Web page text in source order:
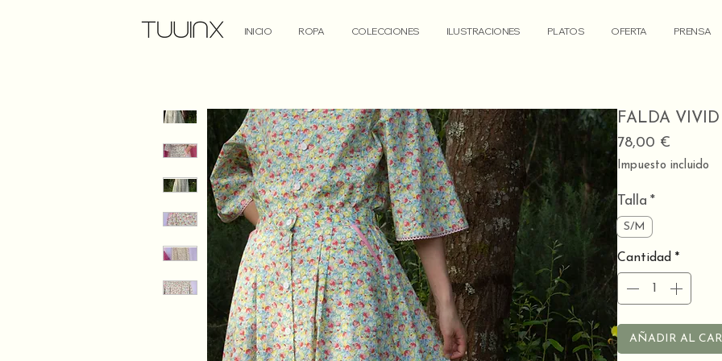
INICIO ROPA COLECCIONES ILUSTRACIONES PLATOS OFERTA PRENSA
FALDA VIVID
78,00 €
Impuesto incluido
Talla *
S/M
Cantidad *
AÑADIR AL